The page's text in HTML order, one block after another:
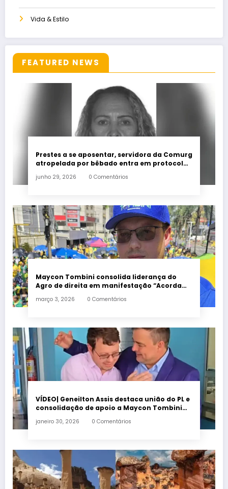
Vida & Estilo
FEATURED NEWS
Prestes a se aposentar, servidora da Comurg
atropelada por bêbado entra em protocolo
junho 29, 2026 0 Comentários
Maycon Tombini consolida liderança do
Agro de direita em manifestação “Acorda
março 3, 2026 0 Comentários
VÍDEO| Geneilton Assis destaca união do PL e
consolidação de apoio a Maycon Tombini
janeiro 30, 2026 0 Comentários